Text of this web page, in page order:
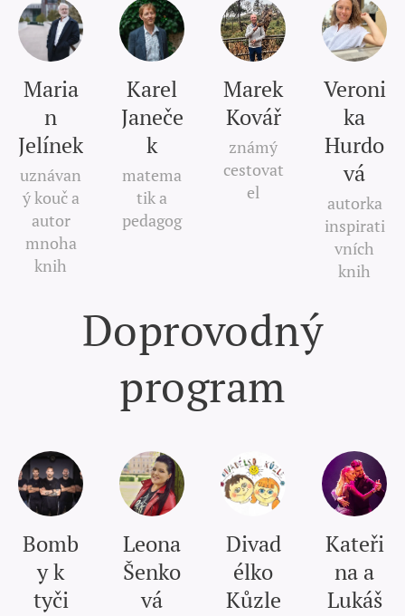
Maria
n
Jelínek
uznávan
ý kouč a
autor
mnoha
knih
Karel
Janeče
k
matema
tik a
pedagog
Marek
Kovář
známý
cestovat
el
Veroni
ka
Hurdo
vá
autorka
inspirati
vních
knih
Doprovodný
program
Bomb
y k
tyči
Leona
Šenko
vá
Divad
élko
Kůzle
Kateři
na a
Lukáš